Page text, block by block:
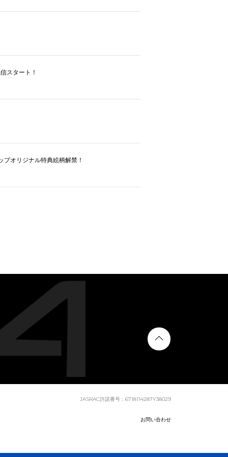
スタート！
オリジナル特典絵柄解禁！
JASRAC許諾番号：6718114287Y38029
お問い合わせ